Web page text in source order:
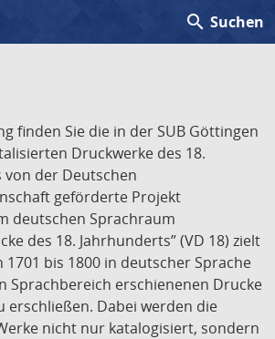
search Suchen
finden Sie die in der SUB Göttingen
Druckwerke des 18.
von der Deutschen
geförderte Projekt
deutschen Sprachraum
des 18. Jahrhunderts” (VD 18) zielt
1701 bis 1800 in deutscher Sprache
Sprachbereich erschienenen Drucke
erschließen. Dabei werden die
nicht nur katalogisiert, sondern